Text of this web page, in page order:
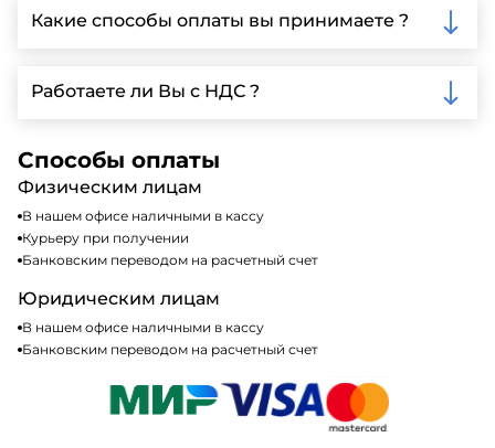
Ленинградской области, у нас собственный
автопарк, для обеспечения быстрой и надежной
Какие способы оплаты вы принимаете ?
включая наличные, банковские переводы,
кредитные карты. Подробную информацию о
Работаете ли Вы с НДС ?
налогообложения, т.е с НДС 20%
Способы оплаты
Физическим лицам
В нашем офисе наличными в кассу
Курьеру при получении
Банковским переводом на расчетный счет
Юридическим лицам
В нашем офисе наличными в кассу
Банковским переводом на расчетный счет